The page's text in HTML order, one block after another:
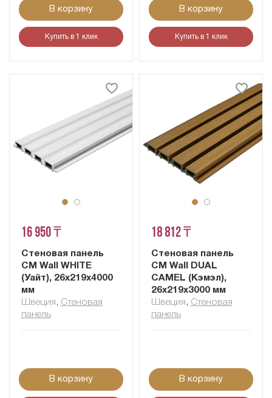
В корзину
Купить в 1 клик
В корзину
Купить в 1 клик
16 950 ₸
Стеновая панель
CM Wall WHITE
(Уайт), 26x219x4000
мм
Швеция , Cтеновая
панель
В корзину
18 812 ₸
Стеновая панель
CM Wall DUAL
CAMEL (Кэмэл),
26x219x3000 мм
Швеция , Cтеновая
панель
В корзину